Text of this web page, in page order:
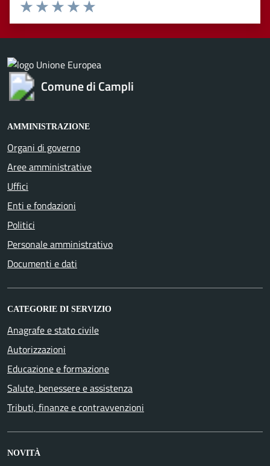
Valuta 5 stelle su 5
Valuta 4 stelle su 5
Valuta 3 stelle su 5
Valuta 2 stelle su 5
Valuta 1 stelle su 5
Comune di Campli
AMMINISTRAZIONE
Organi di governo
Aree amministrative
Uffici
Enti e fondazioni
Politici
Personale amministrativo
Documenti e dati
CATEGORIE DI SERVIZIO
Anagrafe e stato civile
Autorizzazioni
Educazione e formazione
Salute, benessere e assistenza
Tributi, finanze e contravvenzioni
NOVITÀ